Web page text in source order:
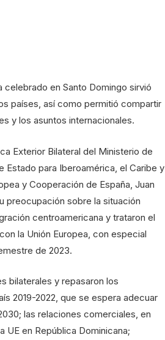
celebrado en Santo Domingo sirvió
países, así como permitió compartir
y los asuntos internacionales.
Exterior Bilateral del Ministerio de
Estado para Iberoamérica, el Caribe y
y Cooperación de España, Juan
preocupación sobre la situación
centroamericana y trataron el
la Unión Europea, con especial
de 2023.
bilaterales y repasaron los
2019-2022, que se espera adecuar
las relaciones comerciales, en
UE en República Dominicana;